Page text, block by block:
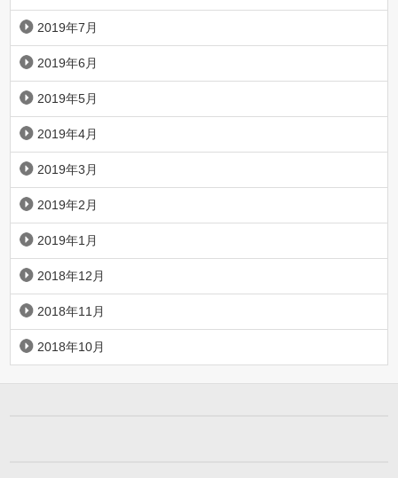
2019年7月
2019年6月
2019年5月
2019年4月
2019年3月
2019年2月
2019年1月
2018年12月
2018年11月
2018年10月